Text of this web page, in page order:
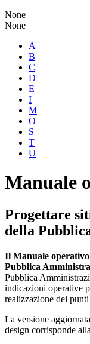
None
None
A
B
C
D
E
I
M
O
S
T
U
Manuale
Progettare
della
Il Manuale
Pubblica
Pubblica
indicazioni operative
realizzazione dei
La versione
design corrisponde alla